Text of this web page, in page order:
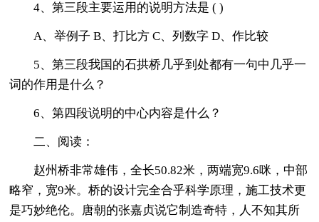
4、第三段主要运用的说明方法是 ( )
A、举例子 B、打比方 C、列数字 D、作比较
5、第三段我国的石拱桥几乎到处都有一句中几乎一
词的作用是什么？
6、第四段说明的中心内容是什么？
二、阅读：
赵州桥非常雄伟，全长50.82米，两端宽9.6咪，中部
略窄，宽9米。桥的设计完全合乎科学原理，施工技术更
是巧妙绝伦。唐朝的张嘉贞说它制造奇特，人不知其所